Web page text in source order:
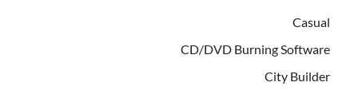
Casual
CD/DVD Burning Software
City Builder